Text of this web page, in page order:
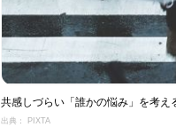
共感しづらい「誰かの悩み」を考え
出典： PIXTA